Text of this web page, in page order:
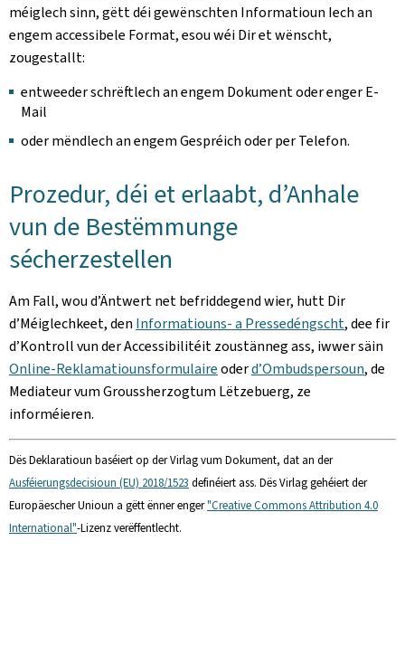
méiglech sinn, gëtt déi gewënschten Informatioun Iech an
engem accessibele Format, esou wéi Dir et wënscht,
zougestallt:
entweeder schrëftlech an engem Dokument oder enger E-
Mail
oder mëndlech an engem Gespréich oder per Telefon.
Prozedur, déi et erlaabt, d’Anhale
vun de Bestëmmunge
sécherzestellen
Am Fall, wou d’Äntwert net befriddegend wier, hutt Dir
d’Méiglechkeet, den Informatiouns- a Pressedéngscht, dee fir
d’Kontroll vun der Accessibilitéit zoustänneg ass, iwwer säin
Online-Reklamatiounsformulaireoderd’Ombudspersoun, de
Mediateur vum Groussherzogtum Lëtzebuerg, ze
informéieren.
Dës Deklaratioun baséiert op der Virlag vum Dokument, dat an der
Ausféierungsdecisioun (EU) 2018/1523 definéiert ass. Dës Virlag gehéiert der
Europäescher Unioun a gëtt ënner enger"Creative Commons Attribution 4.0
International"-Lizenz verëffentlecht.